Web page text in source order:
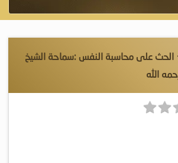
الحث على محاسبة النفس :سماحة الشيخ
الله